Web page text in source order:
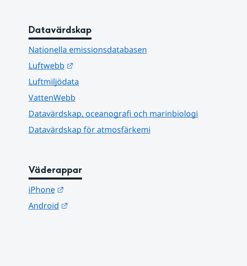
Datavärdskap
Nationella emissionsdatabasen
Luftwebb
Länk till annan webbplats.
Luftmiljödata
VattenWebb
Datavärdskap, oceanografi och marinbiologi
Datavärdskap för atmosfärkemi
Väderappar
iPhone
Länk till annan webbplats.
Android
Länk till annan webbplats.